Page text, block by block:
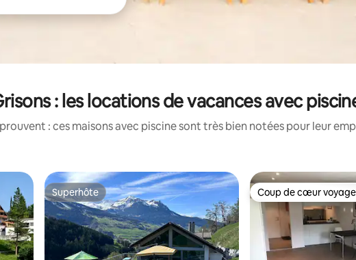
: les locations de vacances avec
: ces maisons avec piscine sont très bien notées pour leur
Superhôte
Superhôte Coup de cœur
Coup de cœur